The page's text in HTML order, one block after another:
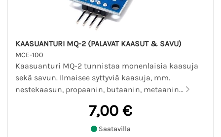
KAASUANTURI MQ-2 (PALAVAT KAASUT & SAVU)
MCE-100
Kaasuanturi MQ-2 tunnistaa monenlaisia kaasuja
sekä savun. Ilmaisee syttyviä kaasuja, mm.
nestekaasun, propaanin, butaanin, metaanin...
7,00 €
Saatavilla